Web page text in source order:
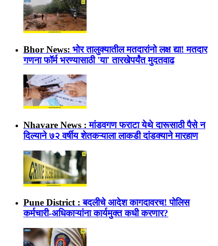
Bhor News: भोर तालुक्यातील मतदारांनो लक्ष द्या! मतदार
गणना फॉर्म भरण्यासाठी 'या' तारखेपर्यंत मुदतवाढ
Nhavare News : मांडवगण फराटा येथे दारूसाठी पैसे न
दिल्याने ७२ वर्षीय शेतकऱ्याला लाकडी दांडक्याने मारहाण
Pune District : बदलीचे आदेश कागदावरच! पोलिस
कर्मचारी-अधिकाऱ्यांना कार्यमुक्त कधी करणार?